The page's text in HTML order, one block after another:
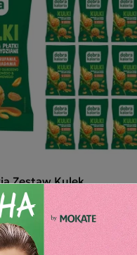
Zestaw Kulek
Kukurydzianych 12